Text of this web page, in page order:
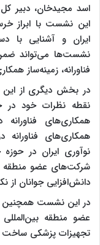
اسد مجیدخان، دبیر
این نشست با ابراز
ایران و آشنایی با
نشست‌ها می‌تواند ضمن
فناورانه، زمینه‌ساز
در بخش دیگری از
نقطه نظرات خود در
همکاری‌های
همکاری‌های
نوآوری ایران در
شرکت‌های عضو منطقه
دانش‌افزایی جوانان
در این نشست همچنین
عضو منطقه بین‌المللی
تجهیزات پزشکی ساخت